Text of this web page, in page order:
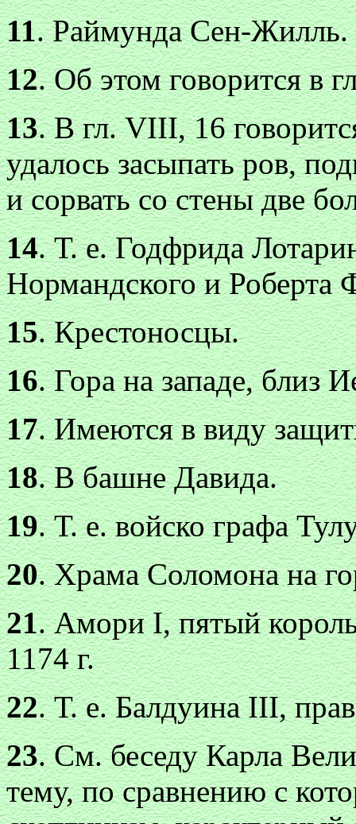
11. Раймунда Сен-Жилль.
12. Об этом говорится в
13. В гл. VIII, 16
удалось засыпать ров,
и сорвать со стены две
14. Т. е. Годфрида
Нормандского и Роберта
15. Крестоносцы.
16. Гора на западе, близ
17. Имеются в виду
18. В башне Давида.
19. Т. е. войско графа
20. Храма Соломона на
21. Амори I, пятый
1174 г.
22. Т. е. Балдуина III,
23. См. беседу Карла
тему, по сравнению с